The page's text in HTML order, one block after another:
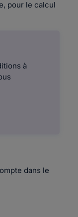
pour le calcul
à
dans le